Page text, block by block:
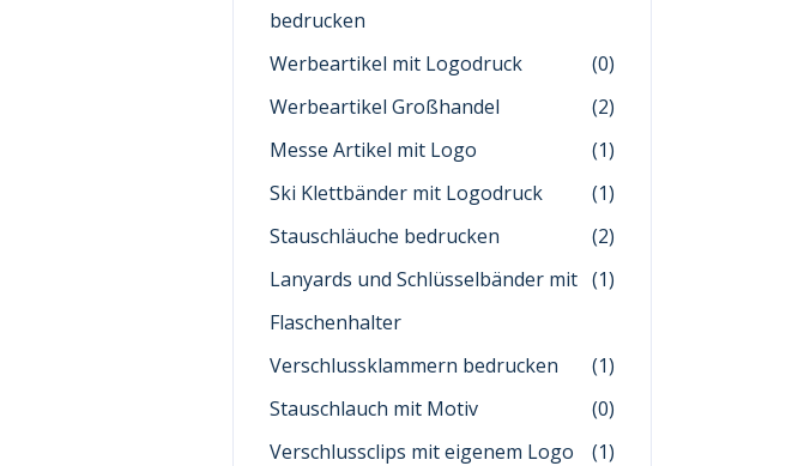
bedrucken
Werbeartikel mit Logodruck
(0)
Werbeartikel Großhandel
(2)
Messe Artikel mit Logo
(1)
Ski Klettbänder mit Logodruck
(1)
Stauschläuche bedrucken
(2)
Lanyards und Schlüsselbänder mit
Flaschenhalter
(1)
Verschlussklammern bedrucken
(1)
Stauschlauch mit Motiv
(0)
Verschlussclips mit eigenem Logo
(1)